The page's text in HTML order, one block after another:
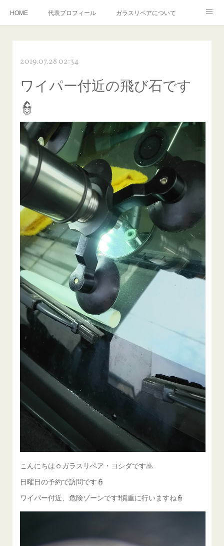
HOME 代表プロフィール ガラスリペアについて
飛び石施工料金について
当店へのアクセス 建築ガラスキズ取り・研磨・磨き
【プロ使用】フッ素系ガラストリートメント『アクアペル』
欧州車モールの白サビやシミを落とす！
instagram記事 ガラスリペア施工価格
飛び石ひび割れでヒビ先が伸びた場合は？
2019.07.28 02:34
ワイパー付近の飛び石です
👮
こんにちは☺ガラスリペア・ヨシダです🙇
日曜日の予約で訪問です👮
ワイパー付近、危険ゾーンです❗慎重に行いますね👮